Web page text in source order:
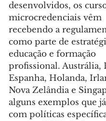
desenvolvidos, os
microcredenciais vêm
recebendo a
como parte de
educação e formação
profissional. Austrália,
Espanha, Holanda,
Nova Zelândia e
alguns exemplos que
com políticas